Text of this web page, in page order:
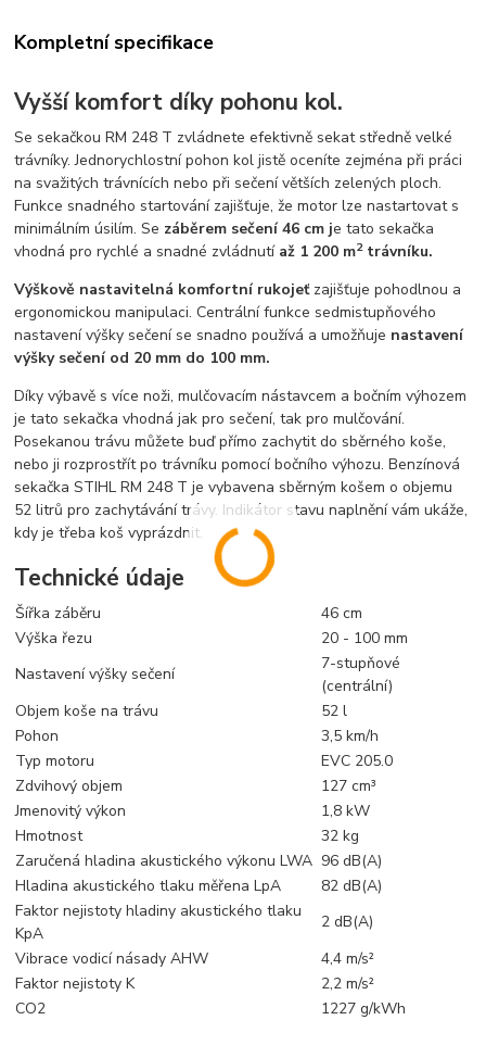
Kompletní specifikace
Vyšší komfort díky pohonu kol.
Se sekačkou RM 248 T zvládnete efektivně sekat středně velké
trávníky. Jednorychlostní pohon kol jistě oceníte zejména při práci
na svažitých trávnících nebo při sečení větších zelených ploch.
Funkce snadného startování zajišťuje, že motor lze nastartovat s
minimálním úsilím. Se záběrem sečení 46 cm je tato sekačka
vhodná pro rychlé a snadné zvládnutíaž 1 200 m2trávníku.
Výškově nastavitelná komfortní rukojeť zajišťuje pohodlnou a
ergonomickou manipulaci. Centrální funkce sedmistupňového
nastavení výšky sečení se snadno používá a umožňuje nastavení
výšky sečení od 20 mm do 100 mm.
Díky výbavě s více noži, mulčovacím nástavcem a bočním výhozem
je tato sekačka vhodná jak pro sečení, tak pro mulčování.
Posekanou trávu můžete buď přímo zachytit do sběrného koše,
nebo ji rozprostřít po trávníku pomocí bočního výhozu. Benzínová
sekačka STIHL RM 248 T je vybavena sběrným košem o objemu
52 litrů pro zachytávání trávy. Indikátor stavu naplnění vám ukáže,
kdy je třeba koš vyprázdnit.
Technické údaje
Šířka záběru
46 cm
Výška řezu
20 - 100 mm
Nastavení výšky sečení
7-stupňové
(centrální)
Objem koše na trávu
52 l
Pohon
3,5 km/h
Typ motoru
EVC 205.0
Zdvihový objem
127 cm³
Jmenovitý výkon
1,8 kW
Hmotnost
32 kg
Zaručená hladina akustického výkonu LWA 96 dB(A)
Hladina akustického tlaku měřena LpA
82 dB(A)
Faktor nejistoty hladiny akustického tlaku
KpA
2 dB(A)
Vibrace vodicí násady AHW
4,4 m/s²
Faktor nejistoty K
2,2 m/s²
CO2
1227 g/kWh